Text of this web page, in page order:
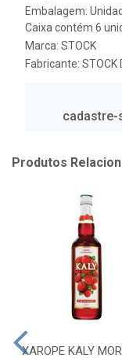
Embalagem:
Caixa contém 6
Marca: STOCK
Fabricante: STOCK
cadastre-
Produtos
XAROPE KALY